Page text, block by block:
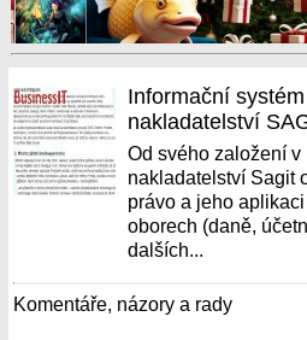
Informační
nakladatelství
Od svého založení v
nakladatelství Sagit
právo a jeho
oborech (daně,
dalších...
Komentáře, názory a rady